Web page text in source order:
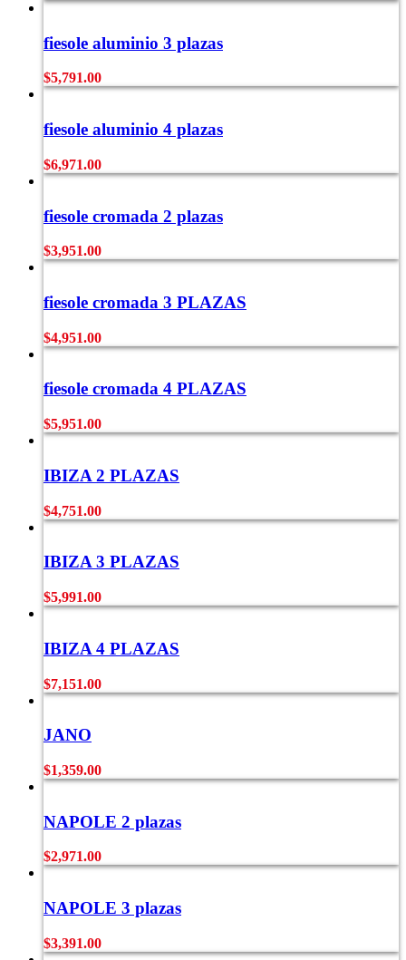
fiesole aluminio 3 plazas
$5,791.00
fiesole aluminio 4 plazas
$6,971.00
fiesole cromada 2 plazas
$3,951.00
fiesole cromada 3 PLAZAS
$4,951.00
fiesole cromada 4 PLAZAS
$5,951.00
IBIZA 2 PLAZAS
$4,751.00
IBIZA 3 PLAZAS
$5,991.00
IBIZA 4 PLAZAS
$7,151.00
JANO
$1,359.00
NAPOLE 2 plazas
$2,971.00
NAPOLE 3 plazas
$3,391.00